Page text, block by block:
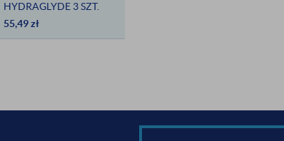
HYDRAGLYDE 3 SZT.
55,49zł